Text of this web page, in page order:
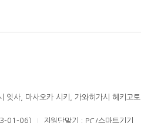
잇사, 마사오카 시키, 가와히가시 헤키고토
01-06)
지원단말기 : PC/스마트기기